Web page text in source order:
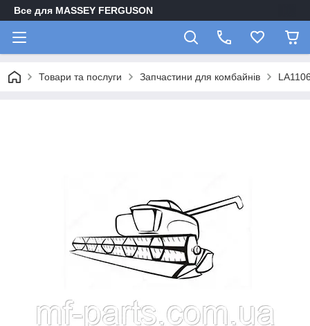
Все для MASSEY FERGUSON
Товари та послуги Запчастини для комбайнів